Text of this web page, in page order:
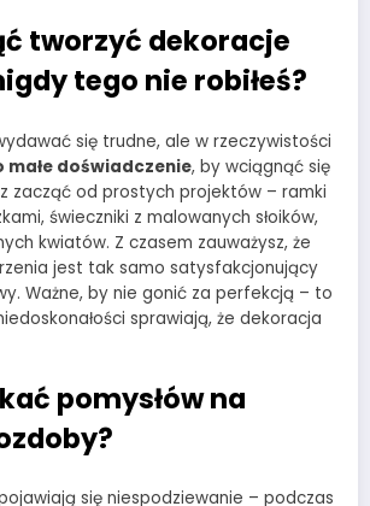
tworzyć dekoracje
tego nie robiłeś?
się trudne, ale w rzeczywistości
małe doświadczenie, by wciągnąć się
zacząć od prostych projektów – ramki
świeczniki z malowanych słoików,
kwiatów. Z czasem zauważysz, że
jest tak samo satysfakcjonujący
Ważne, by nie gonić za perfekcją – to
sprawiają, że dekoracja
pomysłów na
się niespodziewanie – podczas